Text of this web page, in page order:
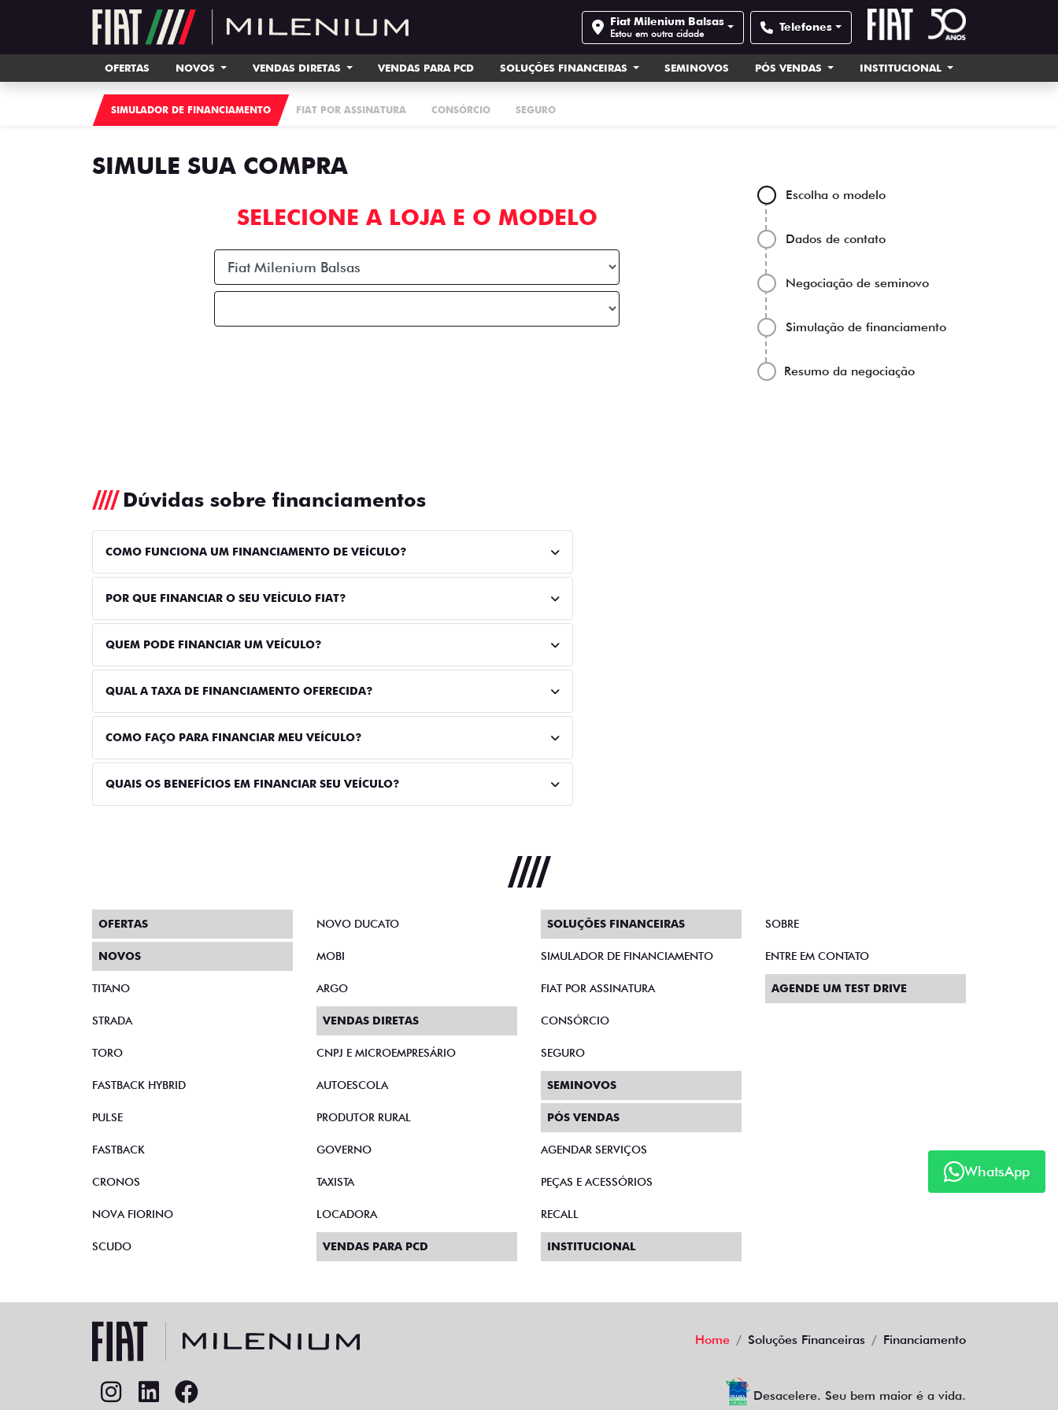
Fiat Milenium Balsas
Estou em outra cidade Telefones
OFERTAS NOVOS VENDAS DIRETAS VENDAS PARA PCD SOLUÇÕES FINANCEIRAS SEMINOVOS PÓS VENDAS INSTITUCIONAL
SIMULADOR DE FINANCIAMENTO FIAT POR ASSINATURA CONSÓRCIO SEGURO
SIMULE SUA COMPRA
SELECIONE A LOJA E O MODELO
Escolha o modelo
Dados de contato
Negociação de seminovo
Simulação de financiamento
Resumo da negociação
Dúvidas sobre financiamentos
COMO FUNCIONA UM FINANCIAMENTO DE VEÍCULO?
POR QUE FINANCIAR O SEU VEÍCULO FIAT?
QUEM PODE FINANCIAR UM VEÍCULO?
QUAL A TAXA DE FINANCIAMENTO OFERECIDA?
COMO FAÇO PARA FINANCIAR MEU VEÍCULO?
QUAIS OS BENEFÍCIOS EM FINANCIAR SEU VEÍCULO?
WhatsApp
OFERTAS
NOVOS
TITANO
STRADA
TORO
FASTBACK HYBRID
PULSE
FASTBACK
CRONOS
NOVA FIORINO
SCUDO
NOVO DUCATO
MOBI
ARGO
VENDAS DIRETAS
CNPJ E MICROEMPRESÁRIO
AUTOESCOLA
PRODUTOR RURAL
GOVERNO
TAXISTA
LOCADORA
VENDAS PARA PCD
SOLUÇÕES FINANCEIRAS
SIMULADOR DE FINANCIAMENTO
FIAT POR ASSINATURA
CONSÓRCIO
SEGURO
SEMINOVOS
PÓS VENDAS
AGENDAR SERVIÇOS
PEÇAS E ACESSÓRIOS
RECALL
INSTITUCIONAL
SOBRE
ENTRE EM CONTATO
AGENDE UM TEST DRIVE
Home Soluções Financeiras Financiamento
Desacelere. Seu bem maior é a vida.